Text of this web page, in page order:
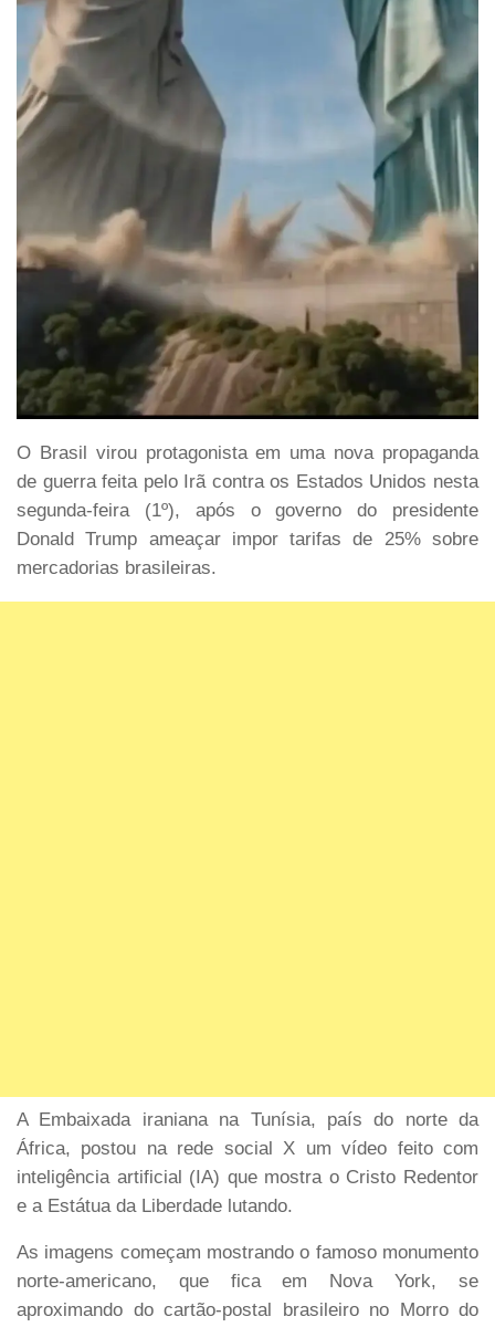
O Brasil virou protagonista em uma nova propaganda
de guerra feita pelo Irã contra os Estados Unidos nesta
segunda-feira (1º), após o governo do presidente
Donald Trump ameaçar impor tarifas de 25% sobre
mercadorias brasileiras.
A Embaixada iraniana na Tunísia, país do norte da
África, postou na rede social X um vídeo feito com
inteligência artificial (IA) que mostra o Cristo Redentor
e a Estátua da Liberdade lutando.
As imagens começam mostrando o famoso monumento
norte-americano, que fica em Nova York, se
aproximando do cartão-postal brasileiro no Morro do